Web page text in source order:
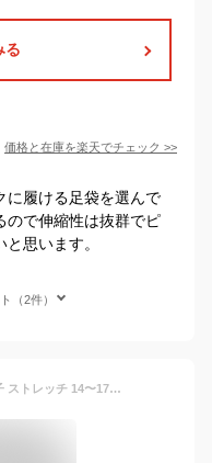
る
価格と在庫を楽天でチェック >>
に履ける足袋を選んで
ので伸縮性は抜群でピ
思います。
（2件）
足袋 黒 子供用 キッズ 男の子 女の子 ストレッチ 14〜17cm 18〜21cm 七五三 お正月 着物 日本製 男児 女児 無地 のびる 裏白 黒色